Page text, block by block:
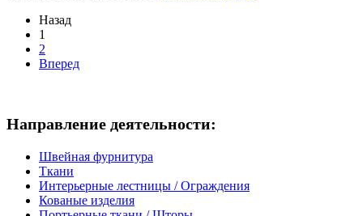
Назад
1
2
Вперед
Направление деятельности:
Швейная фурнитура
Ткани
Интерьерные лестницы / Ограждения
Кованые изделия